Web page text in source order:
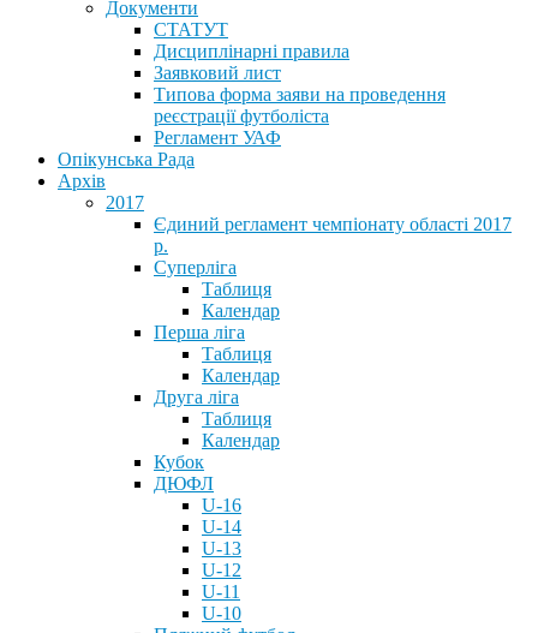
Документи
СТАТУТ
Дисциплінарні правила
Заявковий лист
Типова форма заяви на проведення
реєстрації футболіста
Регламент УАФ
Опікунська Рада
Архів
2017
Єдиний регламент чемпіонату області 2017
р.
Суперліга
Таблиця
Календар
Перша ліга
Таблиця
Календар
Друга ліга
Таблиця
Календар
Кубок
ДЮФЛ
U-16
U-14
U-13
U-12
U-11
U-10